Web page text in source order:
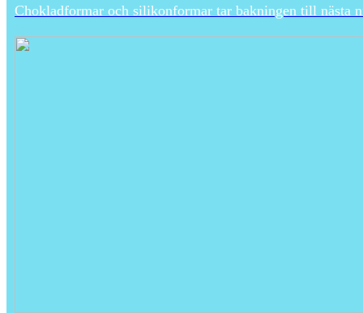
Chokladformar och silikonformar tar bakningen till nästa